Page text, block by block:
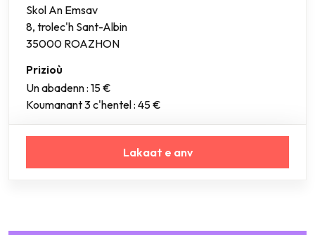
Skol An Emsav
8, trolec'h Sant-Albin
35000 ROAZHON
Prizioù
Un abadenn : 15 €
Koumanant 3 c'hentel : 45 €
Lakaat e anv